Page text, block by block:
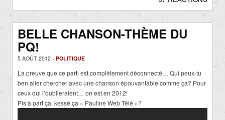
BELLE CHANSON-THÈME DU
PQ!
5 AOÛT 2012 - POLITIQUE
La preuve que ce parti est complètement déconnecté… Qui peux-tu
ben aller chercher avec une chanson épouvantable comme ça? Pour
ceux qui l’oublieraient… on est en 2012!
Pis à part ça, kessé ça « Pauline Web Télé »?